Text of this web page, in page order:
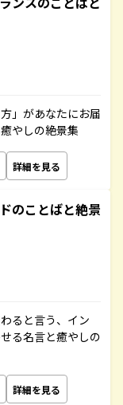
」があなたにお届
やしの絶景集
詳細を見る
のことばと絶景
ると言う、イン
る名言と癒やしの
詳細を見る